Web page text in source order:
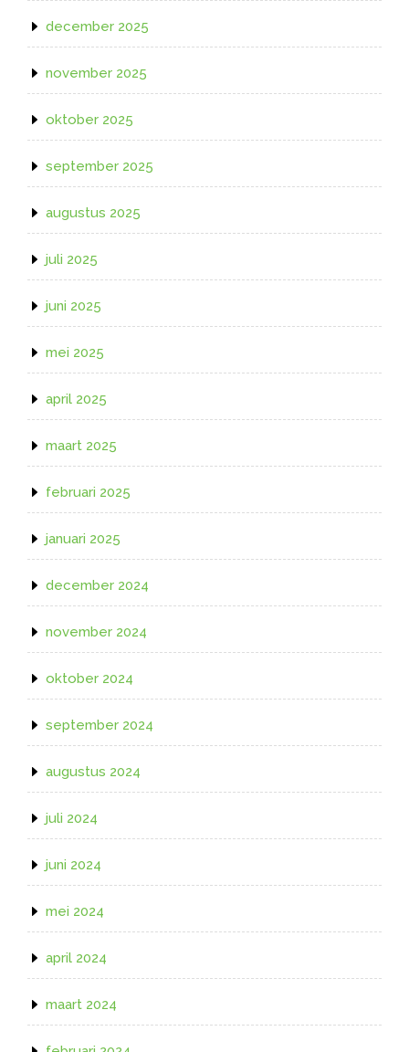
december 2025
november 2025
oktober 2025
september 2025
augustus 2025
juli 2025
juni 2025
mei 2025
april 2025
maart 2025
februari 2025
januari 2025
december 2024
november 2024
oktober 2024
september 2024
augustus 2024
juli 2024
juni 2024
mei 2024
april 2024
maart 2024